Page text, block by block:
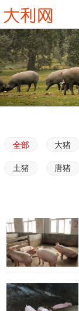
全部 大猪
土猪 唐猪